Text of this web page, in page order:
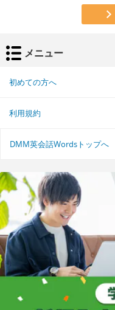
メニュー
初めての方へ
利用規約
DMM英会話Wordsトップへ